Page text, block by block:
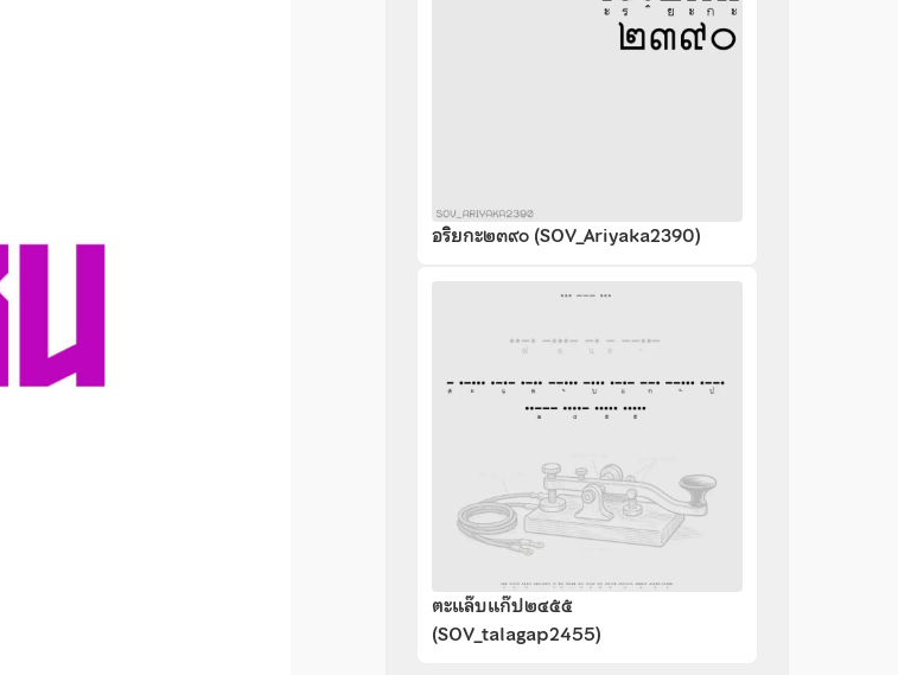
อริยกะ๒๓๙๐ (SOV_Ariyaka2390)
ตะแล๊บแก๊ป๒๔๕๕
(SOV_talagap2455)